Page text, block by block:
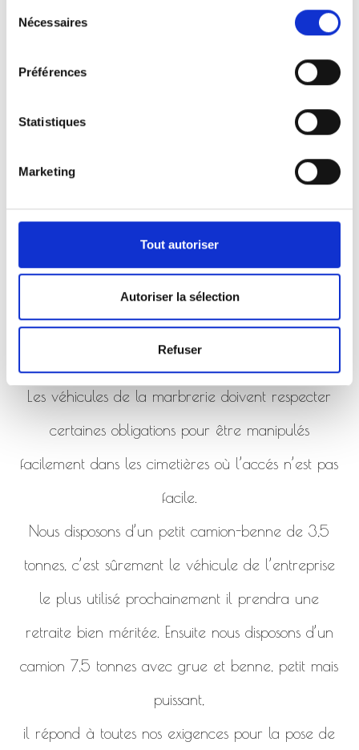
Nécessaires
Préférences
Statistiques
Marketing
Tout autoriser
Autoriser la sélection
Refuser
Pour répondre aux demandes de notre clientèle,
véhicules.
Que ça soit pour l’activité de pompes funèbres ou
Les véhicules de la marbrerie doivent respecter
certaines obligations pour être manipulés
facilement dans les cimetières où l’accés n’est pas
facile.
Nous disposons d’un petit camion-benne de 3,5
tonnes, c’est sûrement le véhicule de l’entreprise
le plus utilisé prochainement il prendra une
retraite bien méritée. Ensuite nous disposons d’un
camion 7,5 tonnes avec grue et benne, petit mais
puissant,
il répond à toutes nos exigences pour la pose de